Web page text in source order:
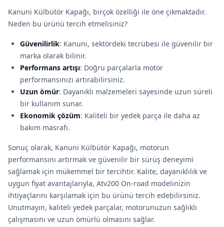
Kanuni Külbütör Kapağı, birçok özelliği ile öne çıkmaktadır.
Neden bu ürünü tercih etmelisiniz?
Güvenilirlik: Kanuni, sektördeki tecrübesi ile güvenilir bir
marka olarak bilinir.
Performans artışı: Doğru parçalarla motor
performansınızı artırabilirsiniz.
Uzun ömür: Dayanıklı malzemeleri sayesinde uzun süreli
bir kullanım sunar.
Ekonomik çözüm: Kaliteli bir yedek parça ile daha az
bakım masrafı.
Sonuç olarak, Kanuni Külbütör Kapağı, motorun
performansını artırmak ve güvenilir bir sürüş deneyimi
sağlamak için mükemmel bir tercihtir. Kalite, dayanıklılık ve
uygun fiyat avantajlarıyla, Atv200 On-road modelinizin
ihtiyaçlarını karşılamak için bu ürünü tercih edebilirsiniz.
Unutmayın, kaliteli yedek parçalar, motorunuzun sağlıklı
çalışmasını ve uzun ömürlü olmasını sağlar.